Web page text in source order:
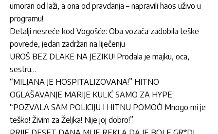
umoran od laži, a ona od pravdanja – napravili haos uživo u
programu!
Detalji nesreće kod Vogošće: Oba vozača zadobila teške
povrede, jedan zadržan na liječenju
UROŠ BEZ DLAKE NA JEZIKU! Prodala je majku, oca,
sestru…
“MILJANA JE HOSPITALIZOVANA!” HITNO
OGLAŠAVANJE MARIJE KULIĆ SAMO ZA HYPE:
“POZVALA SAM POLICIJU I HITNU POMOĆ! Mnogo mi je
teško! Živim za Željka! Nije joj dobro!”